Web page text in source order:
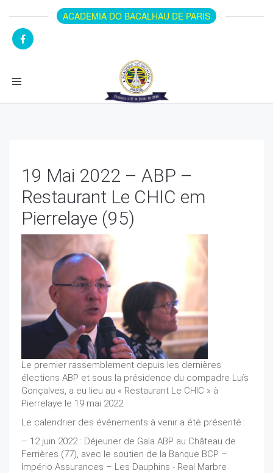
ACADEMIA DO BACALHAU DE PARIS
Toggle
19 Mai 2022 – ABP –
Restaurant Le CHIC em
Pierrelaye (95)
Le premier rassemblement depuis les dernières
élections ABP et sous la présidence du compadre Luís
Gonçalves, a eu lieu au « Restaurant Le CHIC » à
Pierrelaye le 19 mai 2022.
Le calendrier des événements à venir a été présenté :
– 12 juin 2022 : Déjeuner de Gala ABP au Château de
Ferrières (77), avec le soutien de la Banque BCP –
Império Assurances – Les Dauphins - Real Marbre